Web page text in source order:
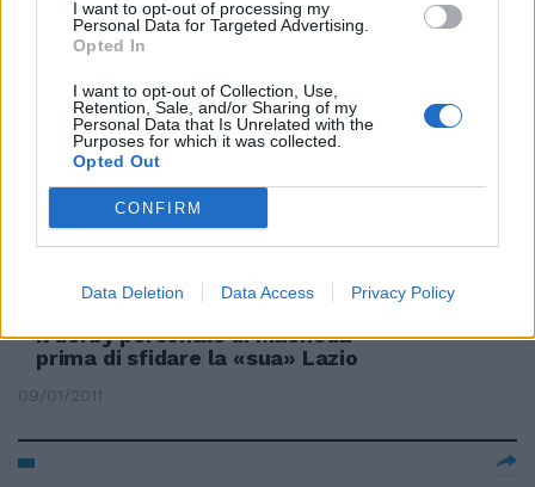
I want to opt-out of processing my
Personal Data for Targeted Advertising.
Opted In
I want to opt-out of Collection, Use,
Retention, Sale, and/or Sharing of my
Personal Data that Is Unrelated with the
Purposes for which it was collected.
Opted Out
CONFIRM
Data Deletion Data Access Privacy Policy
19/06/2011
Gasparri: «Le produzioni
nazionali pronte a sfidare il
mercato mondiale»
31/03/2011
Il derby personale di Macheda
prima di sfidare la «sua» Lazio
09/01/2011